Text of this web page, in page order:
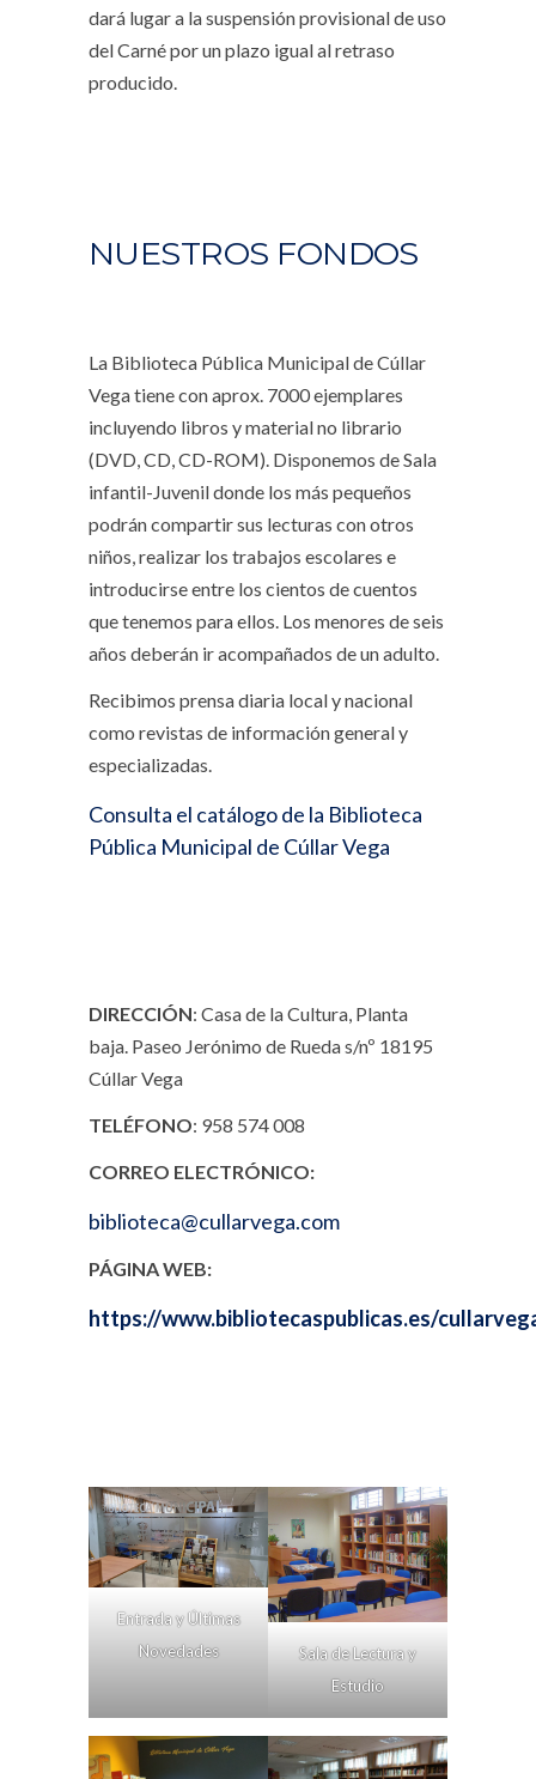
dará lugar a la suspensión provisional de uso
del Carné por un plazo igual al retraso
producido.
NUESTROS FONDOS
La Biblioteca Pública Municipal de Cúllar
Vega tiene con aprox. 7000 ejemplares
incluyendo libros y material no librario
(DVD, CD, CD-ROM). Disponemos de Sala
infantil-Juvenil donde los más pequeños
podrán compartir sus lecturas con otros
niños, realizar los trabajos escolares e
introducirse entre los cientos de cuentos
que tenemos para ellos. Los menores de seis
años deberán ir acompañados de un adulto.
Recibimos prensa diaria local y nacional
como revistas de información general y
especializadas.
Consulta el catálogo de la Biblioteca
Pública Municipal de Cúllar Vega
DIRECCIÓN: Casa de la Cultura, Planta
baja. Paseo Jerónimo de Rueda s/nº 18195
Cúllar Vega
TELÉFONO: 958 574 008
CORREO ELECTRÓNICO:
biblioteca@cullarvega.com
PÁGINA WEB:
https://www.bibliotecaspublicas.es/
Entrada y Últimas
Novedades
Sala de Lectura y
Estudio